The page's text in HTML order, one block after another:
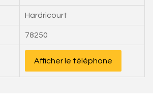
Hardricourt
78250
Afficher le téléphone